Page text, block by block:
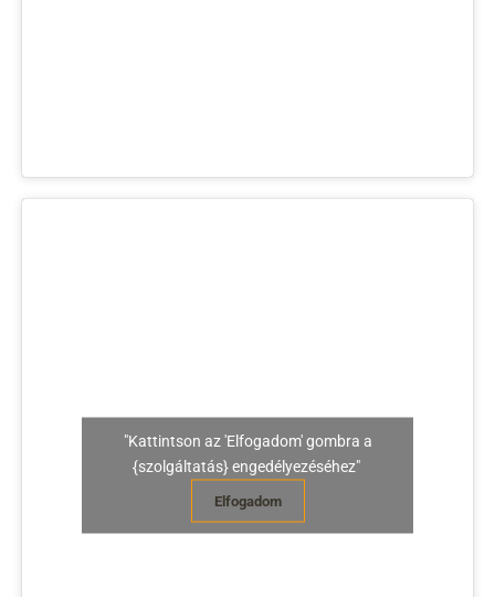
"Kattintson az 'Elfogadom' gombra a
{szolgáltatás} engedélyezéséhez"
Elfogadom